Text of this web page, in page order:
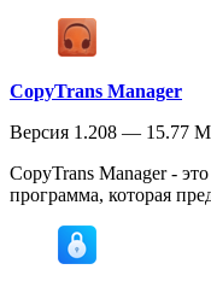
CopyTrans Manager
Версия 1.208 — 15.77
CopyTrans Manager -
программа, которая